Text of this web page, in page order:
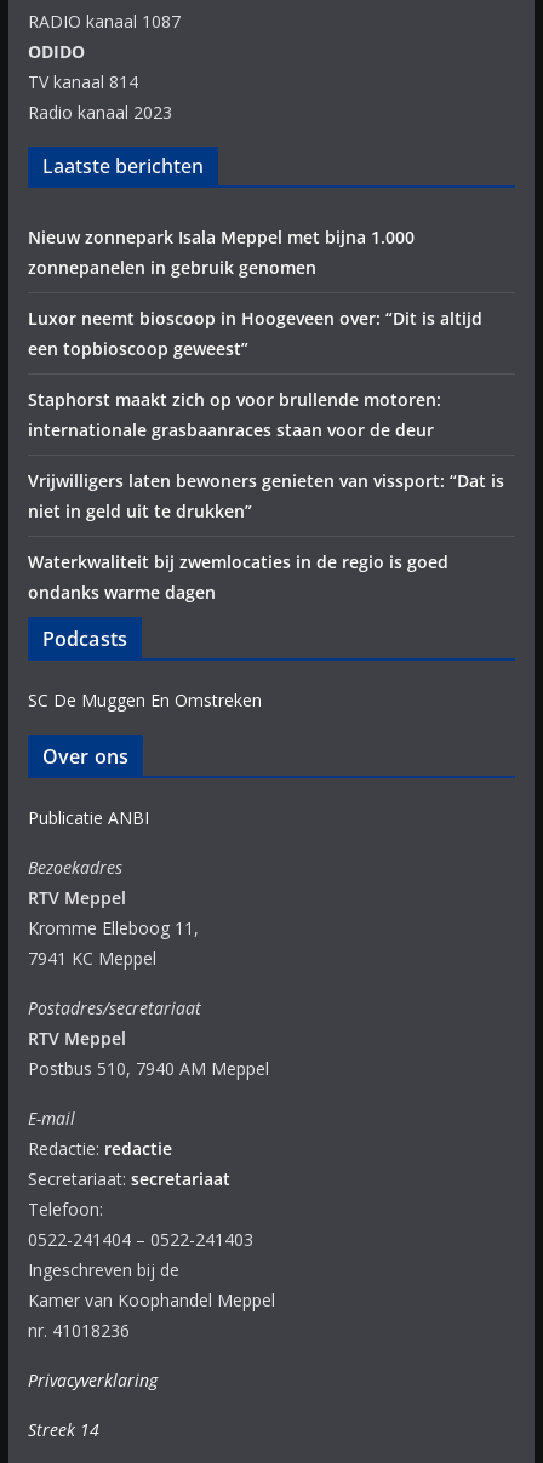
RADIO kanaal 1087
ODIDO
TV kanaal 814
Radio kanaal 2023
Laatste berichten
Nieuw zonnepark Isala Meppel met bijna 1.000
zonnepanelen in gebruik genomen
Luxor neemt bioscoop in Hoogeveen over: “Dit is altijd
een topbioscoop geweest”
Staphorst maakt zich op voor brullende motoren:
internationale grasbaanraces staan voor de deur
Vrijwilligers laten bewoners genieten van vissport: “Dat is
niet in geld uit te drukken”
Waterkwaliteit bij zwemlocaties in de regio is goed
ondanks warme dagen
Podcasts
SC De Muggen En Omstreken
Over ons
Publicatie ANBI
Bezoekadres
RTV Meppel
Kromme Elleboog 11,
7941 KC Meppel
Postadres/secretariaat
RTV Meppel
Postbus 510, 7940 AM Meppel
E-mail
Redactie: redactie
Secretariaat: secretariaat
Telefoon:
0522-241404 – 0522-241403
Ingeschreven bij de
Kamer van Koophandel Meppel
nr. 41018236
Privacyverklaring
Streek 14